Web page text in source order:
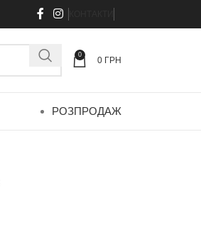
0
0 ГРН
РОЗПРОДАЖ